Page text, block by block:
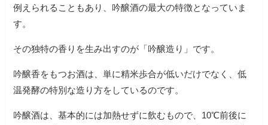
例えられることもあり、吟醸酒の最大の特徴となっていま
す。
その独特の香りを生み出すのが「吟醸造り」です。
吟醸香をもつお酒は、単に精米歩合が低いだけでなく、低
温発酵の特別な造り方をしているのです。
吟醸酒は、基本的には加熱せずに飲むもので、10℃前後に